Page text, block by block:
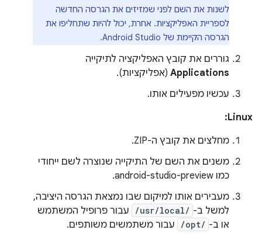
לשנות את השם לפני שמזיזים את הגרסה החדשה
לספריית האפליקציות. אחרת, יכול להיות שתחליפו את
הגרסה הקיימת של Android Studio.
גוררים את קובץ האפליקציה לתיקייה
Applications (אפליקציות).
עכשיו מפעילים אותו.
Linux:
מחלצים את קובץ ה-ZIP.
משנים את השם של התיקייה שנוצרה לשם ייחודי
כמו android-studio-preview.
מעבירים אותו למיקום שבו נמצאת הגרסה היציבה,
למשל ב- /usr/local/
עבור פרופיל המשתמש
או ב- /opt/
עבור משתמשים משותפים.